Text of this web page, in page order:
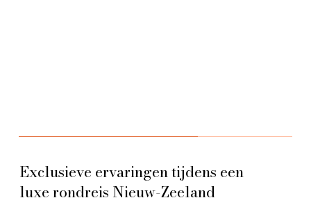
Exclusieve ervaringen tijdens een
luxe rondreis Nieuw-Zeeland